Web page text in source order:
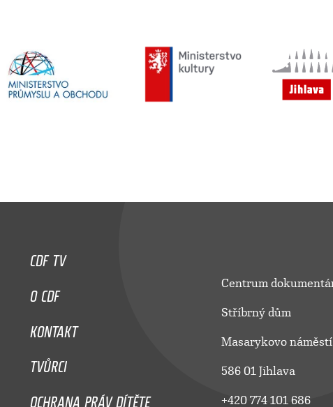
CDF TV
O CDF
KONTAKT
TVŮRCI
OCHRANA PRÁV DÍTĚTE
Centrum
Stříbrný dům
Masarykovo náměstí
586 01 Jihlava
+420 774 101 686